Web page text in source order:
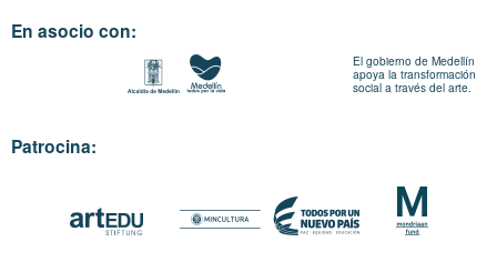
En asocio con:
El gobierno de Medellín
apoya la transformación
social a través del arte.
Patrocina: